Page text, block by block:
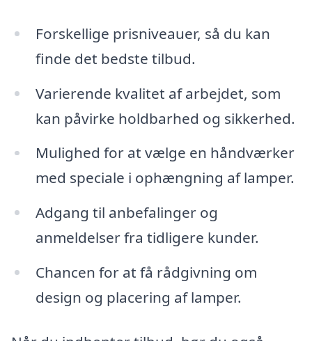
Forskellige prisniveauer, så du kan
finde det bedste tilbud.
Varierende kvalitet af arbejdet, som
kan påvirke holdbarhed og sikkerhed.
Mulighed for at vælge en håndværker
med speciale i ophængning af lamper.
Adgang til anbefalinger og
anmeldelser fra tidligere kunder.
Chancen for at få rådgivning om
design og placering af lamper.